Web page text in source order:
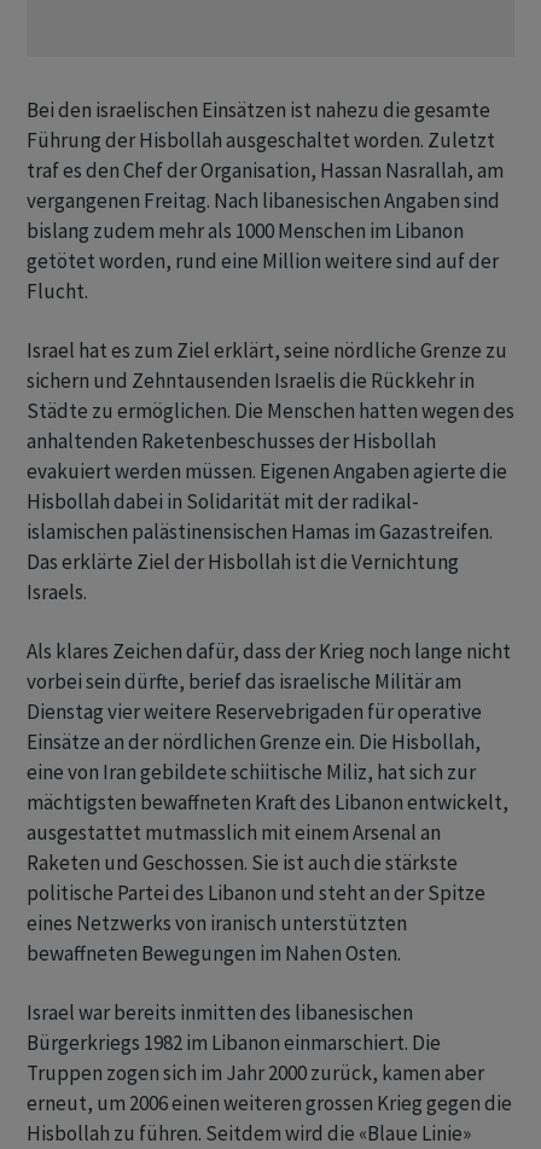
Bei den israelischen Einsätzen ist nahezu die gesamte
Führung der Hisbollah ausgeschaltet worden. Zuletzt
traf es den Chef der Organisation, Hassan Nasrallah, am
vergangenen Freitag. Nach libanesischen Angaben sind
bislang zudem mehr als 1000 Menschen im Libanon
getötet worden, rund eine Million weitere sind auf der
Flucht.
Israel hat es zum Ziel erklärt, seine nördliche Grenze zu
sichern und Zehntausenden Israelis die Rückkehr in
Städte zu ermöglichen. Die Menschen hatten wegen des
anhaltenden Raketenbeschusses der Hisbollah
evakuiert werden müssen. Eigenen Angaben agierte die
Hisbollah dabei in Solidarität mit der radikal-
islamischen palästinensischen Hamas im Gazastreifen.
Das erklärte Ziel der Hisbollah ist die Vernichtung
Israels.
Als klares Zeichen dafür, dass der Krieg noch lange nicht
vorbei sein dürfte, berief das israelische Militär am
Dienstag vier weitere Reservebrigaden für operative
Einsätze an der nördlichen Grenze ein. Die Hisbollah,
eine von Iran gebildete schiitische Miliz, hat sich zur
mächtigsten bewaffneten Kraft des Libanon entwickelt,
ausgestattet mutmasslich mit einem Arsenal an
Raketen und Geschossen. Sie ist auch die stärkste
politische Partei des Libanon und steht an der Spitze
eines Netzwerks von iranisch unterstützten
bewaffneten Bewegungen im Nahen Osten.
Israel war bereits inmitten des libanesischen
Bürgerkriegs 1982 im Libanon einmarschiert. Die
Truppen zogen sich im Jahr 2000 zurück, kamen aber
erneut, um 2006 einen weiteren grossen Krieg gegen die
Hisbollah zu führen. Seitdem wird die «Blaue Linie»